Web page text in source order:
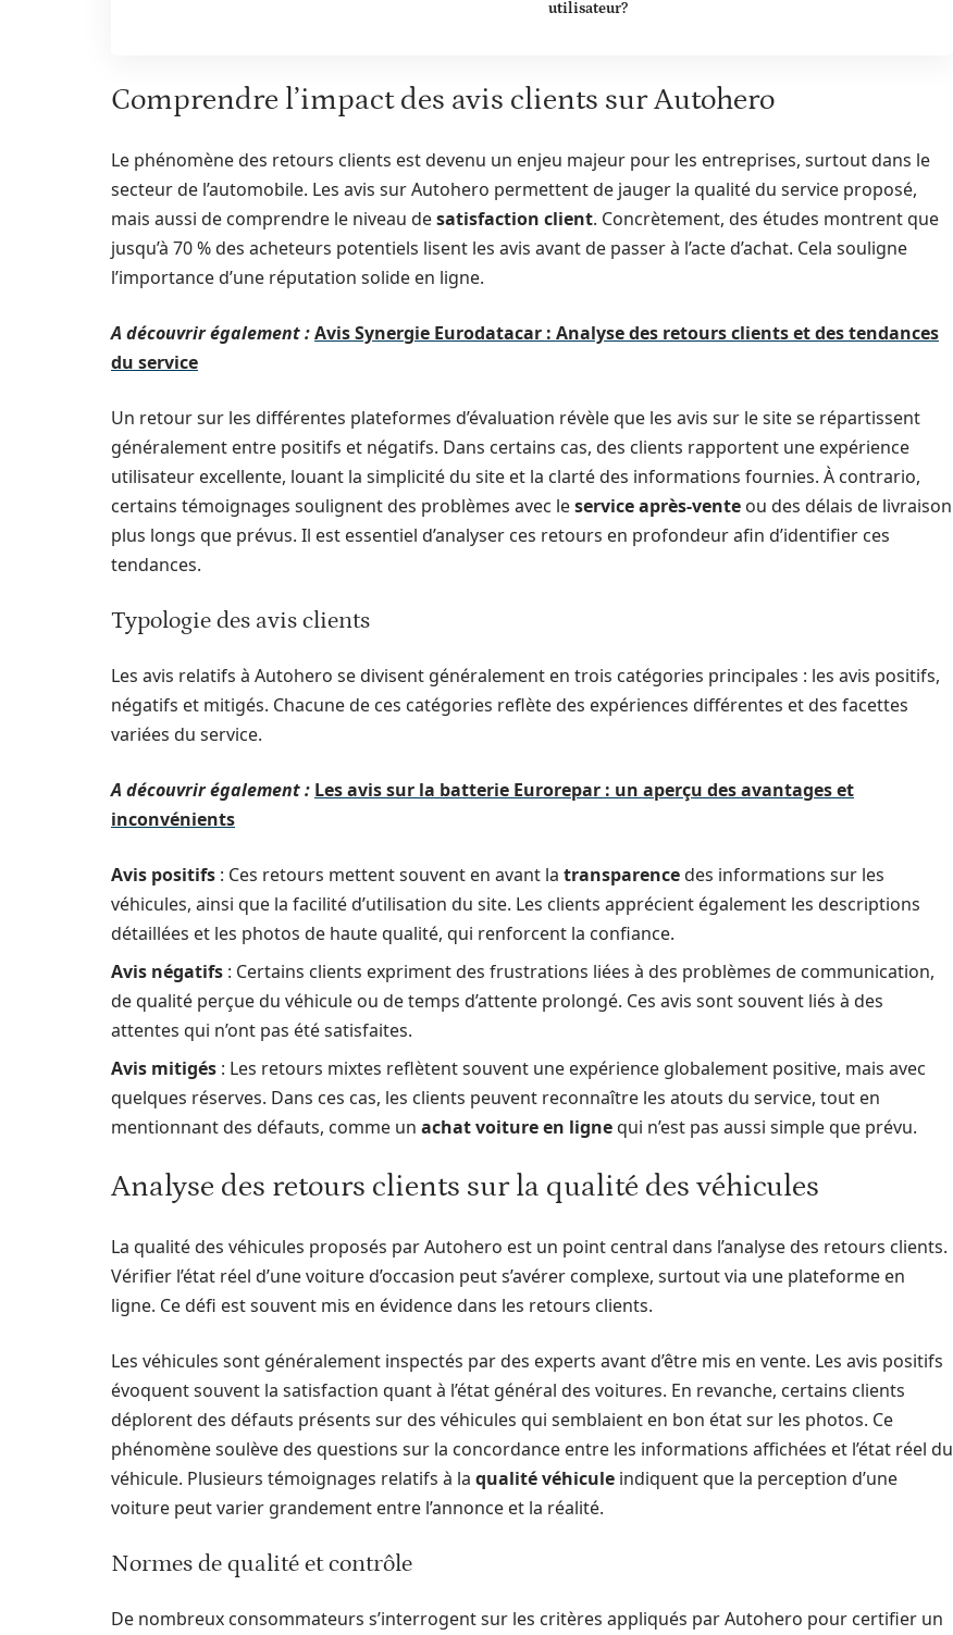
utilisateur?
Comprendre l’impact des avis clients sur Autohero
Le phénomène des retours clients est devenu un enjeu majeur pour les entreprises, surtout dans le
secteur de l’automobile. Les avis sur Autohero permettent de jauger la qualité du service proposé,
mais aussi de comprendre le niveau desatisfaction client. Concrètement, des études montrent que
jusqu’à 70 % des acheteurs potentiels lisent les avis avant de passer à l’acte d’achat. Cela souligne
l’importance d’une réputation solide en ligne.
A découvrir également :Avis Synergie Eurodatacar : Analyse des retours clients et des tendances
du service
Un retour sur les différentes plateformes d’évaluation révèle que les avis sur le site se répartissent
généralement entre positifs et négatifs. Dans certains cas, des clients rapportent une expérience
utilisateur excellente, louant la simplicité du site et la clarté des informations fournies. À contrario,
certains témoignages soulignent des problèmes avec leservice après-vente ou des délais de livraison
plus longs que prévus. Il est essentiel d’analyser ces retours en profondeur afin d’identifier ces
tendances.
Typologie des avis clients
Les avis relatifs à Autohero se divisent généralement en trois catégories principales : les avis positifs,
négatifs et mitigés. Chacune de ces catégories reflète des expériences différentes et des facettes
variées du service.
A découvrir également : Les avis sur la batterie Eurorepar : un aperçu des avantages et
inconvénients
Avis positifs : Ces retours mettent souvent en avant la transparencedes informations sur les
véhicules, ainsi que la facilité d’utilisation du site. Les clients apprécient également les descriptions
détaillées et les photos de haute qualité, qui renforcent la confiance.
Avis négatifs : Certains clients expriment des frustrations liées à des problèmes de communication,
de qualité perçue du véhicule ou de temps d’attente prolongé. Ces avis sont souvent liés à des
attentes qui n’ont pas été satisfaites.
Avis mitigés : Les retours mixtes reflètent souvent une expérience globalement positive, mais avec
quelques réserves. Dans ces cas, les clients peuvent reconnaître les atouts du service, tout en
mentionnant des défauts, comme un achat voiture en lignequi n’est pas aussi simple que prévu.
Analyse des retours clients sur la qualité des véhicules
La qualité des véhicules proposés par Autohero est un point central dans l’analyse des retours clients.
Vérifier l’état réel d’une voiture d’occasion peut s’avérer complexe, surtout via une plateforme en
ligne. Ce défi est souvent mis en évidence dans les retours clients.
Les véhicules sont généralement inspectés par des experts avant d’être mis en vente. Les avis positifs
évoquent souvent la satisfaction quant à l’état général des voitures. En revanche, certains clients
déplorent des défauts présents sur des véhicules qui semblaient en bon état sur les photos. Ce
phénomène soulève des questions sur la concordance entre les informations affichées et l’état réel du
véhicule. Plusieurs témoignages relatifs à la qualité véhicule indiquent que la perception d’une
voiture peut varier grandement entre l’annonce et la réalité.
Normes de qualité et contrôle
De nombreux consommateurs s’interrogent sur les critères appliqués par Autohero pour certifier un